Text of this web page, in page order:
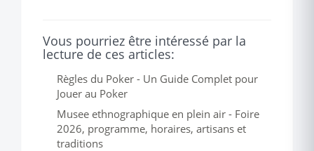
Vous pourriez être intéressé par la
lecture de ces articles:
Règles du Poker - Un Guide Complet pour
Jouer au Poker
Musee ethnographique en plein air - Foire
2026, programme, horaires, artisans et
traditions